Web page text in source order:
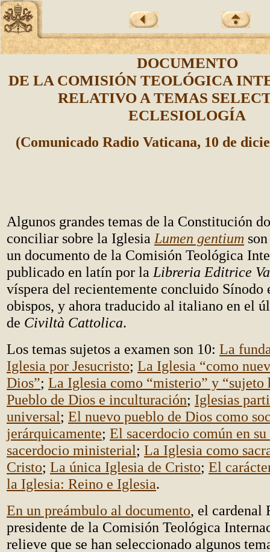
DOCUMENTO
DE LA COMISIÓN TEOLÓGICA
RELATIVO A TEMAS
ECLESIOLOGÍA
(Comunicado Radio Vaticana, 10 de
Algunos grandes temas de la Constitución
conciliar sobre la Iglesia Lumen gentium
un documento de la Comisión Teológica
publicado en latín por la Libreria Editrice
víspera del recientemente concluido Sínodo
obispos, y ahora traducido al italiano en el
de Civiltà Cattolica.
Los temas sujetos a examen son 10: La
Iglesia por Jesucristo; La Iglesia “como
Dios”; La Iglesia como “misterio” y “sujeto
Pueblo de Dios e inculturación; Iglesias
universal; El nuevo pueblo de Dios como
jerárquicamente; El sacerdocio común en
sacerdocio ministerial; La Iglesia como
Cristo; La única Iglesia de Cristo; El
la Iglesia: Reino e Iglesia.
En un preámbulo al documento, el cardenal
presidente de la Comisión Teológica
relieve que se han seleccionado algunos